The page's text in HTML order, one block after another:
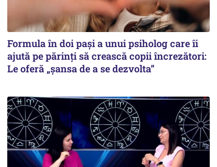
Formula în doi pași a unui psiholog care îi
ajută pe părinți să crească copii încrezători:
Le oferă „șansa de a se dezvolta”